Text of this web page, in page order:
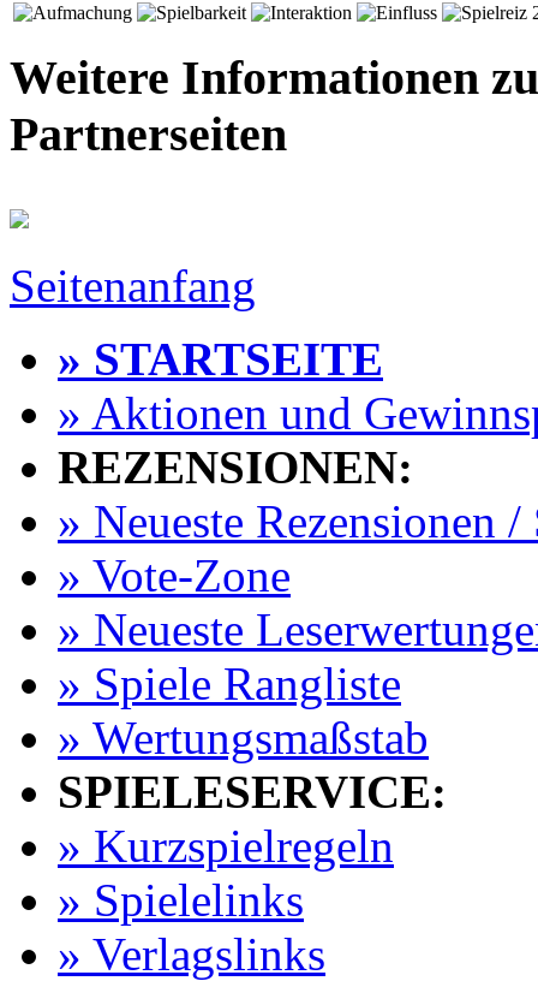
Weitere Informationen
Partnerseiten
Seitenanfang
» STARTSEITE
» Aktionen und
REZENSIONEN:
» Neueste Rezensionen /
» Vote-Zone
» Neueste
» Spiele Rangliste
» Wertungsmaßstab
SPIELESERVICE:
» Kurzspielregeln
» Spielelinks
» Verlagslinks